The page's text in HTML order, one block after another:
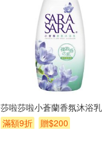
莎啦莎啦小蒼蘭香氛沐浴乳
滿額9折
贈$200